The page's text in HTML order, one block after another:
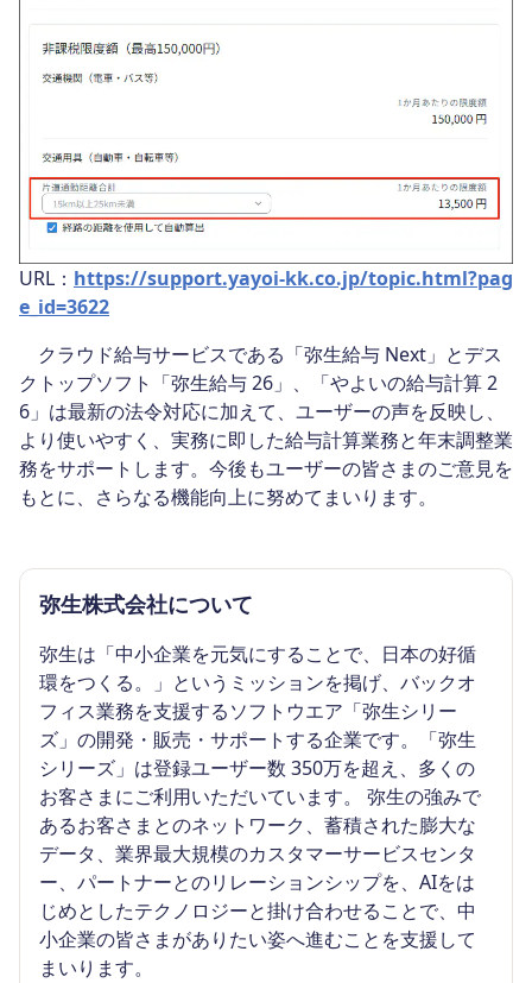
URL： https://support.yayoi-kk.co.jp/topic.html?pag
e_id=3622
クラウド給与サービスである「弥生給与 Next」とデス
クトップソフト「弥生給与 26」、「やよいの給与計算 2
6」は最新の法令対応に加えて、ユーザーの声を反映し、
より使いやすく、実務に即した給与計算業務と年末調整業
務をサポートします。今後もユーザーの皆さまのご意見を
もとに、さらなる機能向上に努めてまいります。
弥生株式会社について
弥生は「中小企業を元気にすることで、日本の好循
環をつくる。」というミッションを掲げ、バックオ
フィス業務を支援するソフトウエア「弥生シリー
ズ」の開発・販売・サポートする企業です。「弥生
シリーズ」は登録ユーザー数 350万を超え、多くの
お客さまにご利用いただいています。 弥生の強みで
あるお客さまとのネットワーク、蓄積された膨大な
データ、業界最大規模のカスタマーサービスセンタ
ー、パートナーとのリレーションシップを、AIをは
じめとしたテクノロジーと掛け合わせることで、中
小企業の皆さまがありたい姿へ進むことを支援して
まいります。